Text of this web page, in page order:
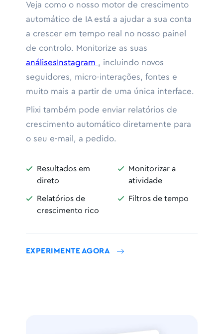
Veja como o nosso motor de crescimento
automático de IA está a ajudar a sua conta
a crescer em tempo real no nosso painel
de controlo. Monitorize as suas
análisesInstagram , incluindo novos
seguidores, micro-interações, fontes e
muito mais a partir de uma única interface.
Plixi também pode enviar relatórios de
crescimento automático diretamente para
o seu e-mail, a pedido.

Resultados em
direto

Relatórios de
crescimento rico

Monitorizar a
atividade
 Filtros de tempo
EXPERIMENTE AGORA